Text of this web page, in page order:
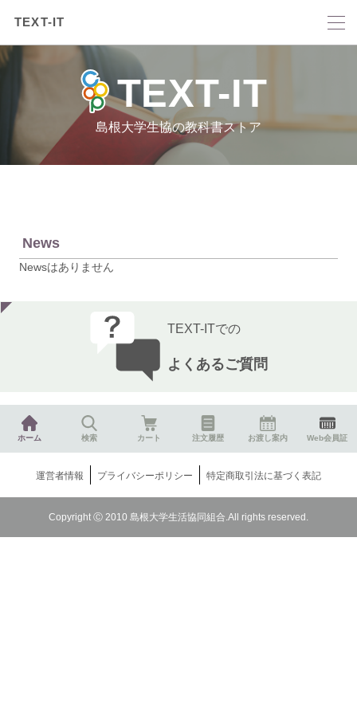
TEXT-IT
TEXT-IT
島根大学生協の教科書ストア
News
Newsはありません
TEXT-ITでの
よくあるご質問
ホーム 検索 カート 注文履歴 お渡し案内 Web会員証
運営者情報 プライバシーポリシー 特定商取引法に基づく表記
Copyright Ⓒ 2010 島根大学生活協同組合.All rights reserved.